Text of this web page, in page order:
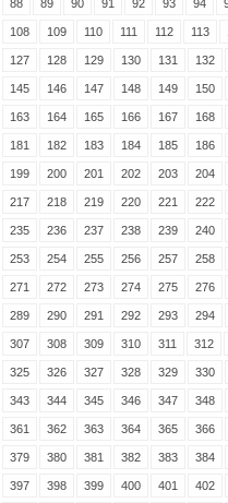
88 89 90 91 92 93 94
108 109 110 111 112 113
127 128 129 130 131 132
145 146 147 148 149 150
163 164 165 166 167 168
181 182 183 184 185 186
199 200 201 202 203 204
217 218 219 220 221 222
235 236 237 238 239 240
253 254 255 256 257 258
271 272 273 274 275 276
289 290 291 292 293 294
307 308 309 310 311 312
325 326 327 328 329 330
343 344 345 346 347 348
361 362 363 364 365 366
379 380 381 382 383 384
397 398 399 400 401 402